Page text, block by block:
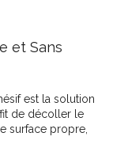
et Sans
est la solution
de décoller le
surface propre,